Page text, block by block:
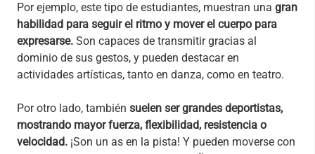
Por ejemplo, este tipo de estudiantes, muestran una gran
habilidad para seguir el ritmo y mover el cuerpo para
expresarse. Son capaces de transmitir gracias al
dominio de sus gestos, y pueden destacar en
actividades artísticas, tanto en danza, como en teatro.
Por otro lado, también suelen ser grandes deportistas,
mostrando mayor fuerza, flexibilidad, resistencia o
velocidad. ¡Son un as en la pista! Y pueden moverse con